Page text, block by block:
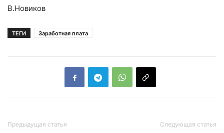
В.Новиков
ТЕГИ Заработная плата
Предыдущая статья Следующая статья